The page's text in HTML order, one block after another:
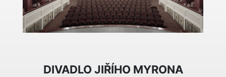
DIVADLO JIŘÍHO MYRONA